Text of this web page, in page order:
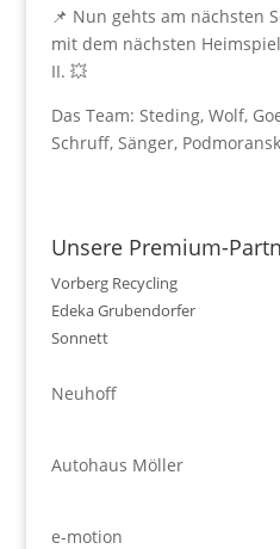
📌 Nun gehts am nächsten
mit dem nächsten
II. 💥
Das Team: Steding, Wolf,
Schruff, Sänger,
Unsere Premium-
Vorberg Recycling
Edeka Grubendorfer
Sonnett
Neuhoff
Autohaus Möller
e-motion